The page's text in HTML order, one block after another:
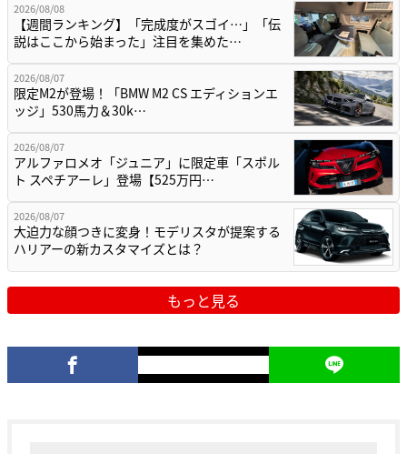
2026/08/08
【週間ランキング】「完成度がスゴイ…」「伝
説はここから始まった」注目を集めた…
2026/08/07
限定M2が登場！「BMW M2 CS エディションエ
ッジ」530馬力＆30k…
2026/08/07
アルファロメオ「ジュニア」に限定車「スポル
ト スペチアーレ」登場【525万円…
2026/08/07
大迫力な顔つきに変身！モデリスタが提案する
ハリアーの新カスタマイズとは？
もっと見る